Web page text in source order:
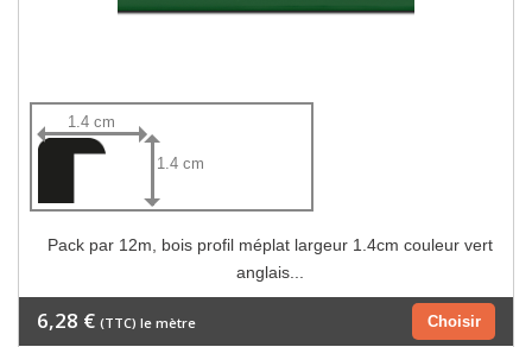
1.4 cm
1.4 cm
Pack par 12m, bois profil méplat largeur 1.4cm couleur vert
anglais...
Choisir
6,28 € (TTC) le mètre